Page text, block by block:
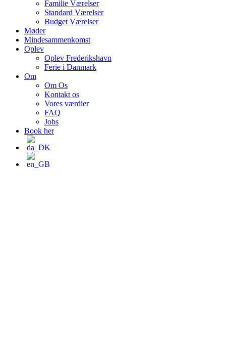
Familie Værelser
Standard Værelser
Budget Værelser
Møder
Mindesammenkomst
Oplev
Oplev Frederikshavn
Ferie i Danmark
Om
Om Os
Kontakt os
Vores værdier
FAQ
Jobs
Book her